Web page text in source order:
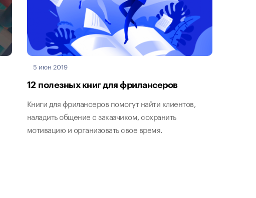
5 июн 2019
12 полезных книг для фрилансеров
Книги для фрилансеров помогут найти клиентов,
наладить общение с заказчиком, сохранить
мотивацию и организовать свое время.